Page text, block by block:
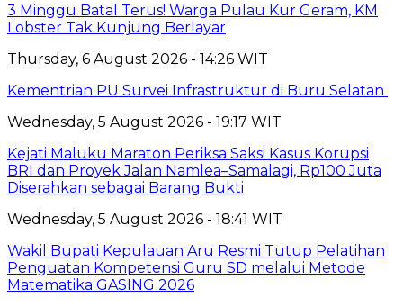
3 Minggu Batal Terus! Warga Pulau Kur Geram, KM
Lobster Tak Kunjung Berlayar
Thursday, 6 August 2026 - 14:26 WIT
Kementrian PU Survei Infrastruktur di Buru Selatan
Wednesday, 5 August 2026 - 19:17 WIT
Kejati Maluku Maraton Periksa Saksi Kasus Korupsi
BRI dan Proyek Jalan Namlea–Samalagi, Rp100 Juta
Diserahkan sebagai Barang Bukti
Wednesday, 5 August 2026 - 18:41 WIT
Wakil Bupati Kepulauan Aru Resmi Tutup Pelatihan
Penguatan Kompetensi Guru SD melalui Metode
Matematika GASING 2026